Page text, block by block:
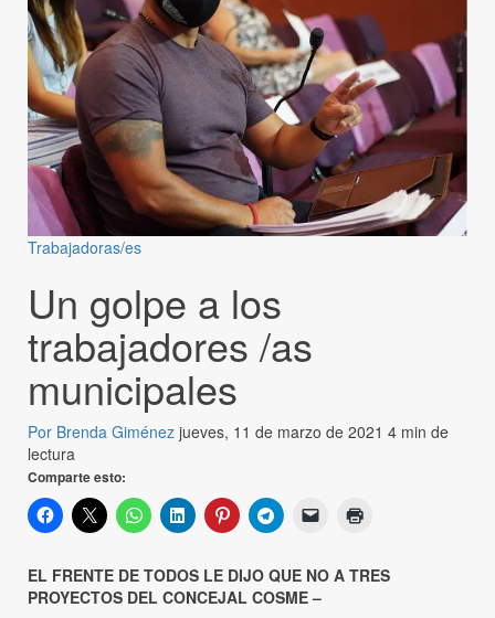
Trabajadoras/es
Un golpe a los
trabajadores /as
municipales
Por Brenda Giménez jueves, 11 de marzo de 2021 4 min de
lectura
Comparte esto:
EL FRENTE DE TODOS LE DIJO QUE NO A TRES
PROYECTOS DEL CONCEJAL COSME –